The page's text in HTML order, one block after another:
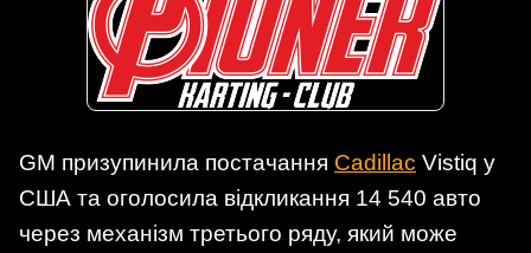
GM призупинила постачання Cadillac Vistiq у
США та оголосила відкликання 14 540 авто
через механізм третього ряду, який може